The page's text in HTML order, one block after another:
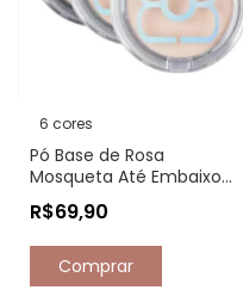
6 cores
Pó Base de Rosa
Mosqueta Até Embaixo
D'Água Maria Margarida
R$69,90
Comprar